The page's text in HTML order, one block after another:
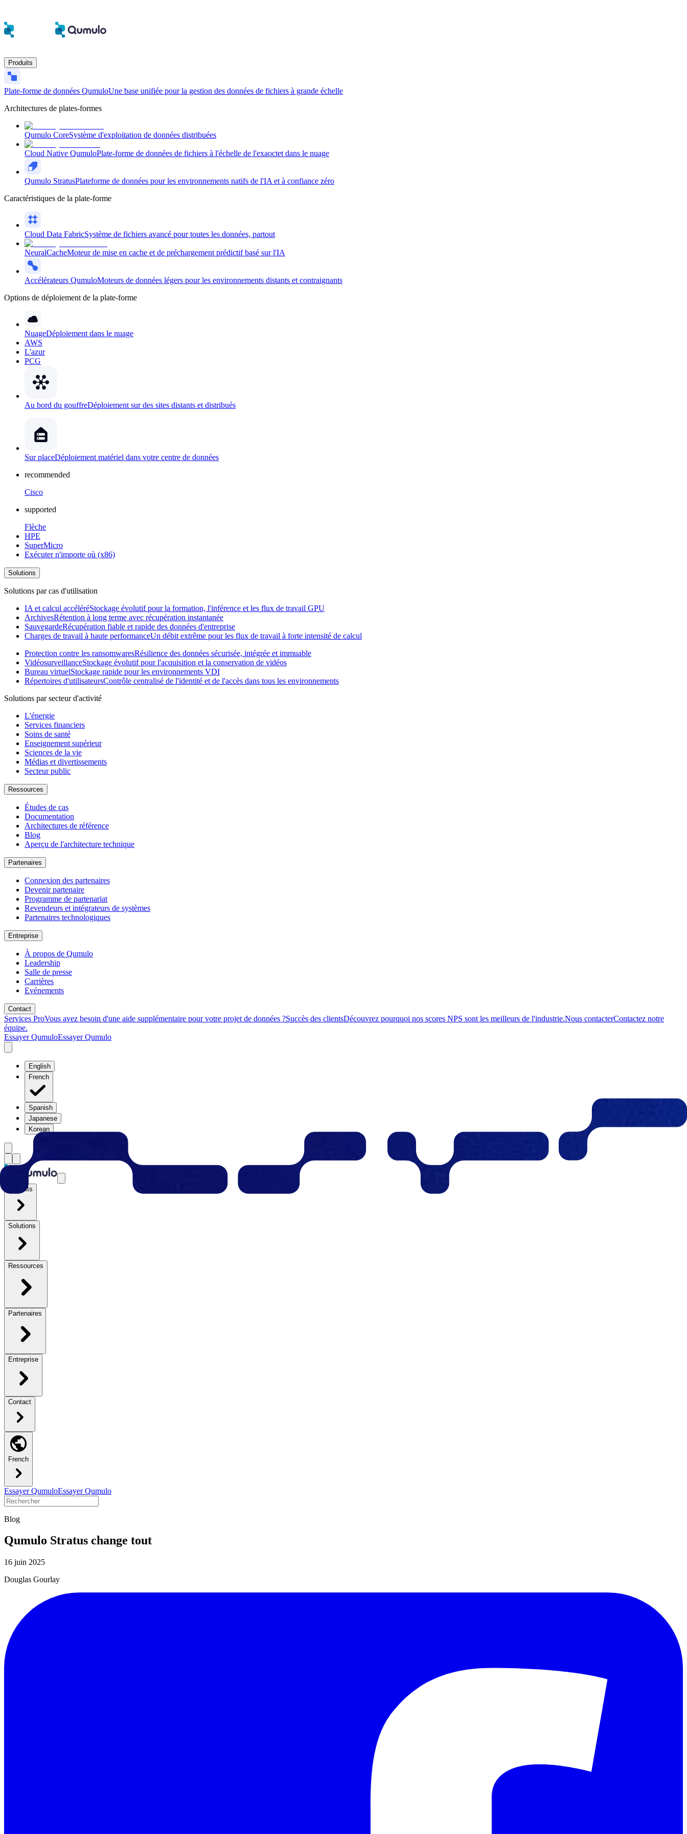
Produits
Plate-forme de données QumuloUne base unifiée pour la gestion des données de fichiers à grande échelle
Architectures de plates-formes
Qumulo CoreSystème d'exploitation de données distribuées
Cloud Native QumuloPlate-forme de données de fichiers à l'échelle de l'exaoctet dans le nuage
Qumulo StratusPlateforme de données pour les environnements natifs de l'IA et à confiance zéro
Caractéristiques de la plate-forme
Cloud Data FabricSystème de fichiers avancé pour toutes les données, partout
NeuralCacheMoteur de mise en cache et de préchargement prédictif basé sur l'IA
Accélérateurs QumuloMoteurs de données légers pour les environnements distants et contraignants
Options de déploiement de la plate-forme
NuageDéploiement dans le nuage
AWS
L'azur
PCG
Au bord du gouffreDéploiement sur des sites distants et distribués
Sur placeDéploiement matériel dans votre centre de données
recommended
Cisco
supported
Flèche
HPE
SuperMicro
Exécuter n'importe où (x86)
Solutions
Solutions par cas d'utilisation
IA et calcul accéléréStockage évolutif pour la formation, l'inférence et les flux de travail GPU
ArchivesRétention à long terme avec récupération instantanée
SauvegardeRécupération fiable et rapide des données d'entreprise
Charges de travail à haute performanceUn débit extrême pour les flux de travail à forte intensité de calcul
Protection contre les ransomwaresRésilience des données sécurisée, intégrée et immuable
VidéosurveillanceStockage évolutif pour l'acquisition et la conservation de vidéos
Bureau virtuelStockage rapide pour les environnements VDI
Répertoires d'utilisateursContrôle centralisé de l'identité et de l'accès dans tous les environnements
Solutions par secteur d'activité
L'énergie
Services financiers
Soins de santé
Enseignement supérieur
Sciences de la vie
Médias et divertissements
Secteur public
Ressources
Études de cas
Documentation
Architectures de référence
Blog
Aperçu de l'architecture technique
Partenaires
Connexion des partenaires
Devenir partenaire
Programme de partenariat
Revendeurs et intégrateurs de systèmes
Partenaires technologiques
Entreprise
À propos de Qumulo
Leadership
Salle de presse
Carrières
Evénements
Contact
Services ProVous avez besoin d'une aide supplémentaire pour votre projet de données ?Succès des clientsDécouvrez pourquoi nos scores NPS sont les meilleurs de l'industrie.Nous contacterContactez notre
équipe.
Essayer QumuloEssayer Qumulo
English
French
Spanish
Japanese
Korean
Produits
Solutions
Ressources
Partenaires
Entreprise
Contact
French
Essayer QumuloEssayer Qumulo
Blog
Qumulo Stratus change tout
16 juin 2025
Douglas Gourlay